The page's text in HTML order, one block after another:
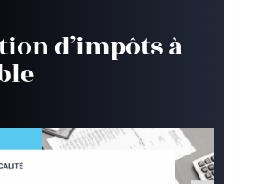
d’impôts à